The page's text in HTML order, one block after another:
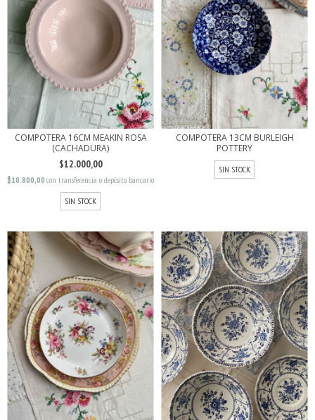
COMPOTERA 16CM MEAKIN ROSA
(CACHADURA)
$12.000,00
$10.800,00 con transferencia o depósito bancario
SIN STOCK
COMPOTERA 13CM BURLEIGH
POTTERY
SIN STOCK